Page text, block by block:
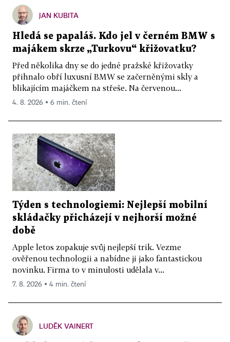
JAN KUBITA
Hledá se papaláš. Kdo jel v černém BMW s
majákem skrze „Turkovu“ křižovatku?
Před několika dny se do jedné pražské křižovatky
přihnalo obří luxusní BMW se začerněnými skly a
blikajícím majáčkem na střeše. Na červenou...
4. 8. 2026 ▪ 6 min. čtení
Týden s technologiemi: Nejlepší mobilní
skládačky přicházejí v nejhorší možné
době
Apple letos zopakuje svůj nejlepší trik. Vezme
ověřenou technologii a nabídne ji jako fantastickou
novinku. Firma to v minulosti udělala v...
7. 8. 2026 ▪ 4 min. čtení
LUDĚK VAINERT